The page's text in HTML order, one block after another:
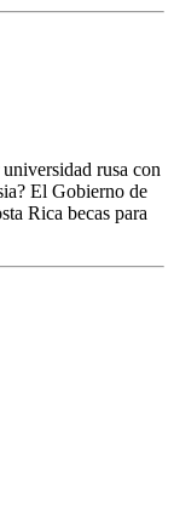
rusa con
El Gobierno de
Rica becas para